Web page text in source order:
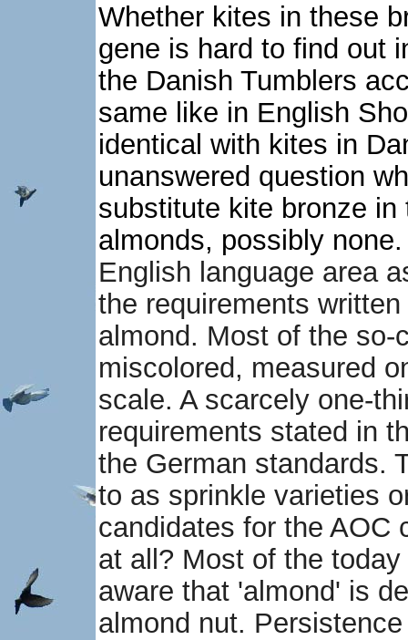
Whether kites in these
gene is hard to find out
the Danish Tumblers
same like in English
identical with kites in
unanswered question
substitute kite bronze
almonds, possibly
English language area
the requirements
almond. Most of the so-
miscolored, measured
scale. A scarcely one-
requirements stated in
the German standards.
to as sprinkle varieties
candidates for the AOC
at all? Most of the
aware that 'almond' is
almond nut.